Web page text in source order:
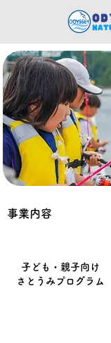
事業内容
子ども・親子向け
さとうみプログラム